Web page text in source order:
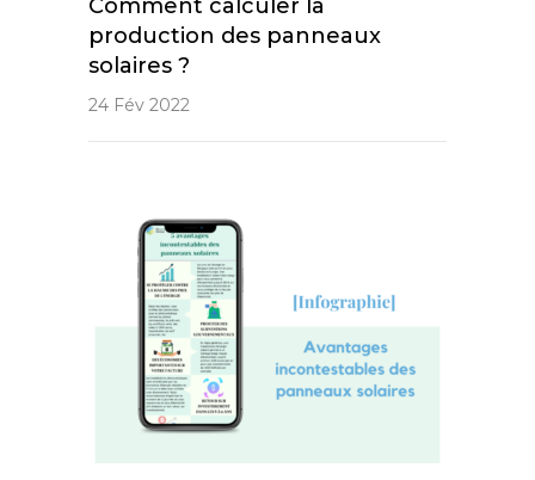
Comment calculer la
production des panneaux
solaires ?
24 Fév 2022